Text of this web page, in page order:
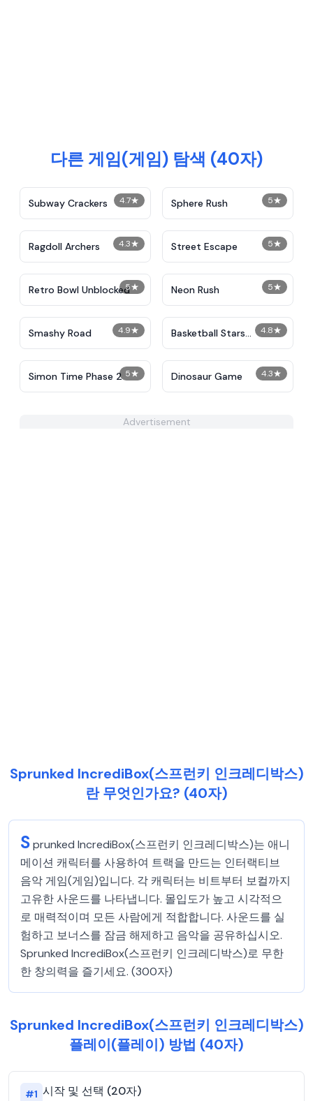
다른 게임(게임) 탐색 (40자)
4.7★
Subway Crackers 5★
Sphere Rush
4.3★
Ragdoll Archers 5★
Street Escape
5★
Retro Bowl Unblocked 5★
Neon Rush
4.9★
Smashy Road 4.8★
Basketball Stars
Unblocked
5★
Simon Time Phase 2 4.3★
Dinosaur Game
Advertisement
Sprunked IncrediBox(스프런키 인크레디박스)
란 무엇인가요? (40자)
Sprunked IncrediBox(스프런키 인크레디박스)는 애니
메이션 캐릭터를 사용하여 트랙을 만드는 인터랙티브
음악 게임(게임)입니다. 각 캐릭터는 비트부터 보컬까지
고유한 사운드를 나타냅니다. 몰입도가 높고 시각적으
로 매력적이며 모든 사람에게 적합합니다. 사운드를 실
험하고 보너스를 잠금 해제하고 음악을 공유하십시오.
Sprunked IncrediBox(스프런키 인크레디박스)로 무한
한 창의력을 즐기세요. (300자)
Sprunked IncrediBox(스프런키 인크레디박스)
플레이(플레이) 방법 (40자)
#1 시작 및 선택 (20자)